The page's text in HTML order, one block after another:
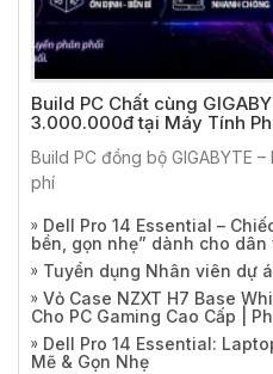
Build PC Chất cùng
3.000.000đ tại Máy Tính
Build PC đồng bộ GIGABYTE
phí
Dell Pro 14 Essential –
bền, gọn nhẹ” dành cho dân
Tuyển dụng Nhân viên dự
Vỏ Case NZXT H7 Base
Cho PC Gaming Cao Cấp |
Dell Pro 14 Essential:
Mẽ & Gọn Nhẹ